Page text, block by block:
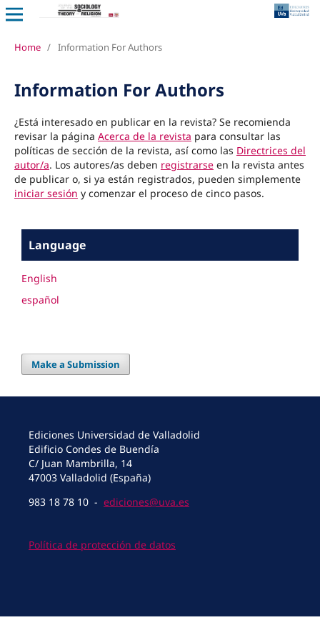
Home / Information For Authors
Information For Authors
¿Está interesado en publicar en la revista? Se recomienda
revisar la página Acerca de la revista para consultar las
políticas de sección de la revista, así como las Directrices del
autor/a. Los autores/as deben registrarseen la revista antes
de publicar o, si ya están registrados, pueden simplemente
iniciar sesión y comenzar el proceso de cinco pasos.
Language
English
español
Make a Submission
Ediciones Universidad de Valladolid
Edificio Condes de Buendía
C/ Juan Mambrilla, 14
47003 Valladolid (España)
983 18 78 10 - ediciones@uva.es
Política de protección de datos